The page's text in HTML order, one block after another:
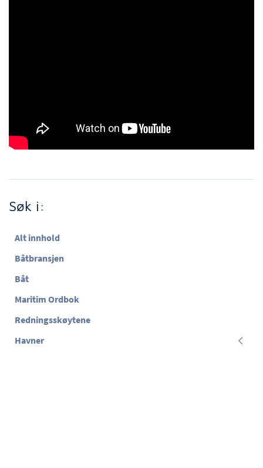
Søk i:
Alt innhold
Båtbransjen
Båt
Maritim Ordbok
Redningsskøytene
Havner